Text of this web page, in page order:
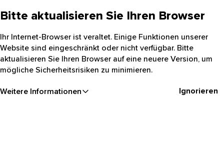
Bitte aktualisieren Sie Ihren Browser
Ihr Internet-Browser ist veraltet. Einige Funktionen unserer
Website sind eingeschränkt oder nicht verfügbar. Bitte
aktualisieren Sie Ihren Browser auf eine neuere Version, um
mögliche Sicherheitsrisiken zu minimieren.
Weitere Informationen Ignorieren